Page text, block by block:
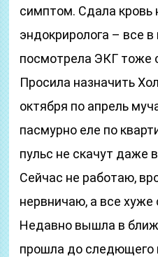
симптом. Сдала кровь
эндокриролога – все
посмотрела ЭКГ тоже
Просила назначить
октября по апрель
пасмурно еле по
пульс не скачут даже
Сейчас не работаю,
нервничаю, а все хуже
Недавно вышла в
прошла до следющего